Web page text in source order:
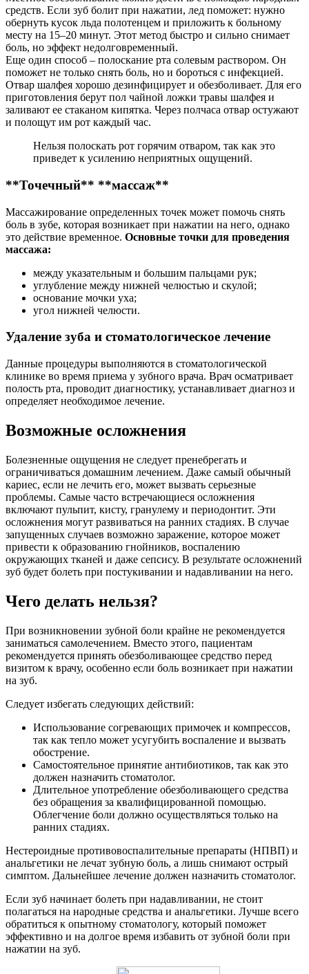
средств. Если зуб болит при нажатии, лед поможет: нужно
обернуть кусок льда полотенцем и приложить к больному
месту на 15–20 минут. Этот метод быстро и сильно снимает
боль, но эффект недолговременный.
Еще один способ – полоскание рта солевым раствором. Он
поможет не только снять боль, но и бороться с инфекцией.
Отвар шалфея хорошо дезинфицирует и обезболивает. Для его
приготовления берут пол чайной ложки травы шалфея и
заливают ее стаканом кипятка. Через полчаса отвар остужают
и полощут им рот каждый час.
Нельзя полоскать рот горячим отваром, так как это
приведет к усилению неприятных ощущений.
**Точечный** **массаж**
Массажирование определенных точек может помочь снять
боль в зубе, которая возникает при нажатии на него, однако
это действие временное. Основные точки для проведения
массажа:
между указательным и большим пальцами рук;
углубление между нижней челюстью и скулой;
основание мочки уха;
угол нижней челюсти.
Удаление зуба и стоматологическое лечение
Данные процедуры выполняются в стоматологической
клинике во время приема у зубного врача. Врач осматривает
полость рта, проводит диагностику, устанавливает диагноз и
определяет необходимое лечение.
Возможные осложнения
Болезненные ощущения не следует пренебрегать и
ограничиваться домашним лечением. Даже самый обычный
кариес, если не лечить его, может вызвать серьезные
проблемы. Самые часто встречающиеся осложнения
включают пульпит, кисту, гранулему и периодонтит. Эти
осложнения могут развиваться на ранних стадиях. В случае
запущенных случаев возможно заражение, которое может
привести к образованию гнойников, воспалению
окружающих тканей и даже сепсису. В результате осложнений
зуб будет болеть при постукивании и надавливании на него.
Чего делать нельзя?
При возникновении зубной боли крайне не рекомендуется
заниматься самолечением. Вместо этого, пациентам
рекомендуется принять обезболивающее средство перед
визитом к врачу, особенно если боль возникает при нажатии
на зуб.
Следует избегать следующих действий:
Использование согревающих примочек и компрессов,
так как тепло может усугубить воспаление и вызвать
обострение.
Самостоятельное принятие антибиотиков, так как это
должен назначить стоматолог.
Длительное употребление обезболивающего средства
без обращения за квалифицированной помощью.
Облегчение боли должно осуществляться только на
ранних стадиях.
Нестероидные противовоспалительные препараты (НПВП) и
анальгетики не лечат зубную боль, а лишь снимают острый
симптом. Дальнейшее лечение должен назначить стоматолог.
Если зуб начинает болеть при надавливании, не стоит
полагаться на народные средства и анальгетики. Лучше всего
обратиться к опытному стоматологу, который поможет
эффективно и на долгое время избавить от зубной боли при
нажатии на зуб.